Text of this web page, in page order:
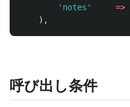
'notes'
=>
),
呼び出し条件